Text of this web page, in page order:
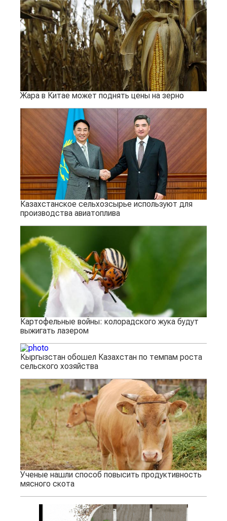
Жара в Китае может поднять цены на зерно
Казахстанское сельхозсырье используют для
производства авиатоплива
Картофельные войны: колорадского жука будут
выжигать лазером
Кыргызстан обошел Казахстан по темпам роста
сельского хозяйства
Ученые нашли способ повысить продуктивность
мясного скота